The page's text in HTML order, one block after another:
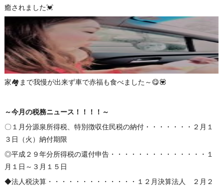
癒されました💓
家🏘まで我慢が出来ず車で赤福も食べました～😋💟
～今月の税務ニュース！！！！～
〇１月分源泉所得税、特別徴収住民税の納付・・・・・・・２月１
３日（火）納付期限
◎平成２９年分所得税の還付申告・・・・・・・・・・・・・・１
月１日～３月１５日
◆法人税決算・・・・・・・・・・・・・１２月決算法人 ２月２